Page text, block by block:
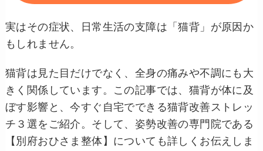
実はその症状、日常生活の支障は「猫背」が原因か
もしれません。
猫背は見た目だけでなく、全身の痛みや不調にも大
きく関係しています。この記事では、猫背が体に及
ぼす影響と、今すぐ自宅でできる猫背改善ストレッ
チ３選をご紹介。そして、姿勢改善の専門院である
【別府おひさま整体】についても詳しくお伝えしま